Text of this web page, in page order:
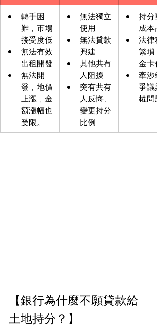
轉手困
難，市場
接受度低
無法有效
出租開發
無法開
發，地價
上漲，金
額漲幅也
受限。
無法獨立
使用
無法貸款
興建
其他共有
人阻擾
突有共有
人反悔、
變更持分
比例
持分
成本高
法律
繁瑣
金卡住
牽涉
爭議
權問題
【銀行為什麼不願貸款給
土地持分？】